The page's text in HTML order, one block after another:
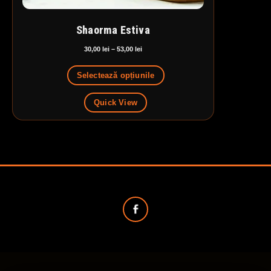
Shaorma Estiva
30,00 lei – 53,00 leiInterval
prețuri:
30,00 lei
până
la
53,00 lei
Selectează opțiunile
Quick View